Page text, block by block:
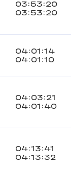
03:53:20
03:53:20
04:01:14
04:01:10
04:03:21
04:01:40
04:13:41
04:13:32